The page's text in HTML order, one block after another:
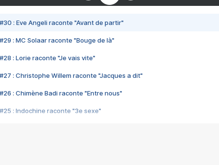
#30 : Eve Angeli raconte "Avant de partir"
#29 : MC Solaar raconte "Bouge de là"
#28 : Lorie raconte "Je vais vite"
#27 : Christophe Willem raconte "Jacques a dit"
#26 : Chimène Badi raconte "Entre nous"
#25 : Indochine raconte "3e sexe"